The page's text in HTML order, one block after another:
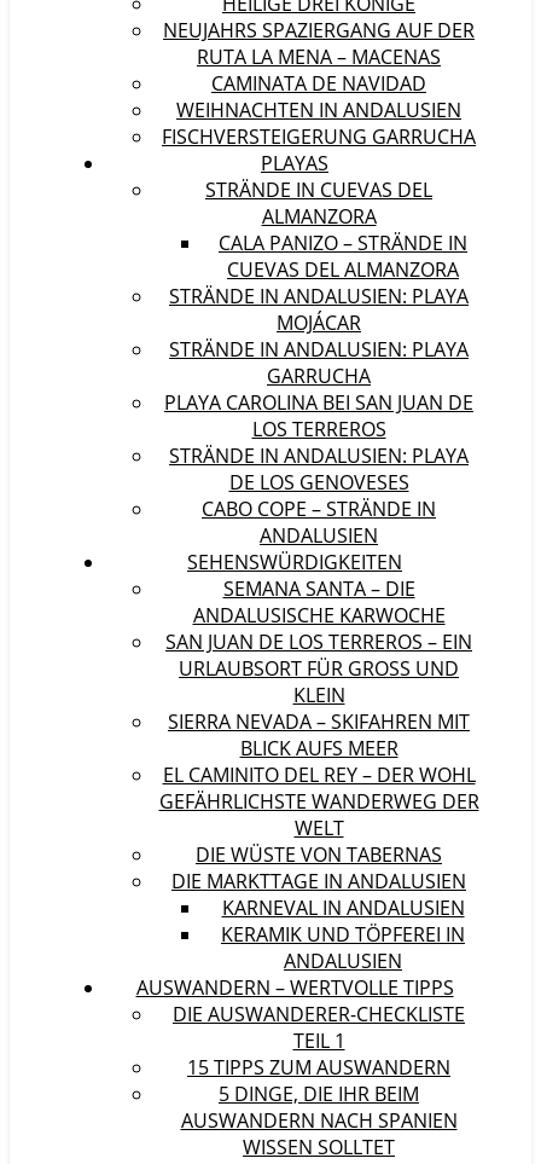
NEUJAHRS SPAZIERGANG AUF DER
RUTA LA MENA – MACENAS
CAMINATA DE NAVIDAD
WEIHNACHTEN IN ANDALUSIEN
FISCHVERSTEIGERUNG GARRUCHA
PLAYAS
STRÄNDE IN CUEVAS DEL
ALMANZORA
CALA PANIZO – STRÄNDE IN
CUEVAS DEL ALMANZORA
STRÄNDE IN ANDALUSIEN: PLAYA
MOJÁCAR
STRÄNDE IN ANDALUSIEN: PLAYA
GARRUCHA
PLAYA CAROLINA BEI SAN JUAN DE
LOS TERREROS
STRÄNDE IN ANDALUSIEN: PLAYA
DE LOS GENOVESES
CABO COPE – STRÄNDE IN
ANDALUSIEN
SEHENSWÜRDIGKEITEN
SEMANA SANTA – DIE
ANDALUSISCHE KARWOCHE
SAN JUAN DE LOS TERREROS – EIN
URLAUBSORT FÜR GROSS UND K
LEIN
SIERRA NEVADA – SKIFAHREN MIT
BLICK AUFS MEER
EL CAMINITO DEL REY – DER WOHL
GEFÄHRLICHSTE WANDERWEG DER
WELT
DIE WÜSTE VON TABERNAS
DIE MARKTTAGE IN ANDALUSIEN
KARNEVAL IN ANDALUSIEN
KERAMIK UND TÖPFEREI IN
ANDALUSIEN
AUSWANDERN – WERTVOLLE TIPPS
DIE AUSWANDERER-CHECKLISTE
TEIL 1
15 TIPPS ZUM AUSWANDERN
5 DINGE, DIE IHR BEIM
AUSWANDERN NACH SPANIEN
WISSEN SOLLTET